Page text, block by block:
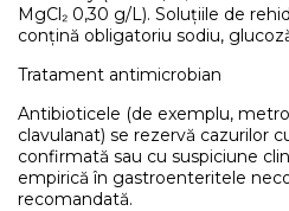
MgCl₂ 0,30 g/L). Soluțiile de
conțină obligatoriu sodiu,
Tratament antimicrobian
Antibioticele (de exemplu,
clavulanat) se rezervă cazurilor
confirmată sau cu suspiciune
empirică în gastroenteritele
recomandată.